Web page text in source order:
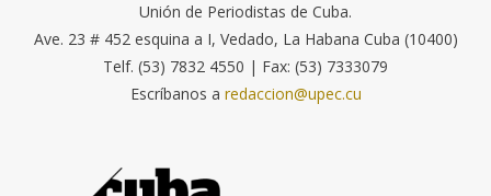
Unión de Periodistas de Cuba.
Ave. 23 # 452 esquina a I, Vedado, La Habana Cuba (10400)
Telf. (53) 7832 4550 | Fax: (53) 7333079
Escríbanos a redaccion@upec.cu